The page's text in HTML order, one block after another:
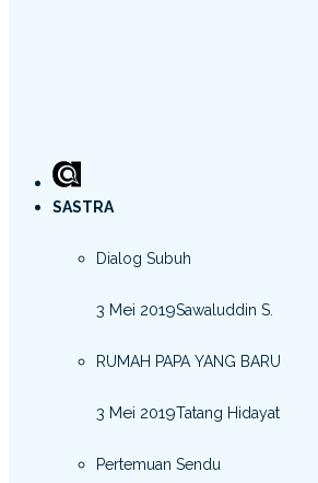
SASTRA
Dialog Subuh
3 Mei 2019Sawaluddin S.
RUMAH PAPA YANG BARU
3 Mei 2019Tatang Hidayat
Pertemuan Sendu